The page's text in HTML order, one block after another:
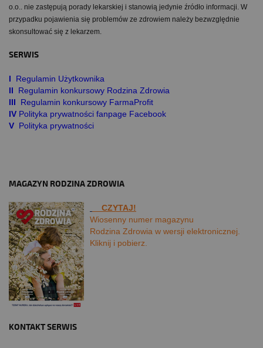
o.o.. nie zastępują porady lekarskiej i stanowią jedynie źródło informacji. W
przypadku pojawienia się problemów ze zdrowiem należy bezwzględnie
skonsultować się z lekarzem.
SERWIS
I Regulamin Użytkownika
II
Regulamin konkursowy Rodzina Zdrowia
III
Regulamin konkursowy FarmaProfit
IV Polityka prywatności fanpage Facebook
V Polityka prywatności
MAGAZYN RODZINA ZDROWIA
CZYTAJ!
Wiosenny numer magazynu
Rodzina Zdrowia w wersji elektronicznej.
Kliknij i pobierz.
KONTAKT SERWIS